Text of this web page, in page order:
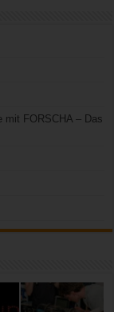
mit FORSCHA – Das